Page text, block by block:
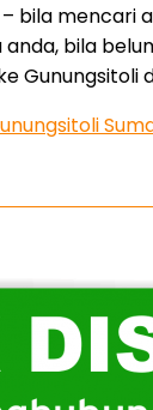
bila
bila
Gunungsitoli